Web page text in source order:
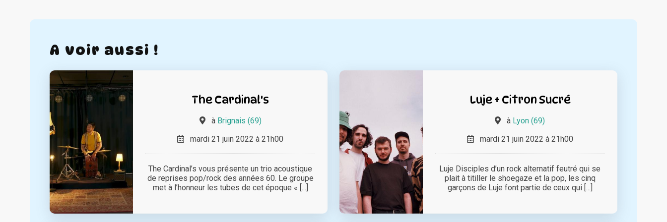
A voir aussi !
The Cardinal's
à Brignais (69)
mardi 21 juin 2022 à 21h00
The Cardinal’s vous présente un trio acoustique
de reprises pop/rock des années 60. Le groupe
met à l’honneur les tubes de cet époque « [...]
Luje + Citron Sucré
à Lyon (69)
mardi 21 juin 2022 à 21h00
Luje Disciples d’un rock alternatif feutré qui se
plait à titiller le shoegaze et la pop, les cinq
garçons de Luje font partie de ceux qui [...]